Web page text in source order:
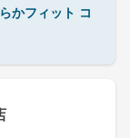
かフィット コ